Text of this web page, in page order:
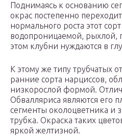
Поднимаясь к основанию
окрас постепенно
нормального роста этот
водопроницаемой, рыхлой,
этом клубни нуждаются в
К этому же типу трубчатых
ранние сорта нарциссов,
низкорослой формой.
Обвалляриса являются его
сегменты околоцветника и
трубка. Окраска таких
яркой желтизной.